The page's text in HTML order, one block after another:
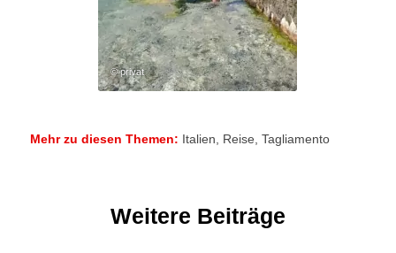
© privat
Mehr zu diesen Themen: Italien, Reise, Tagliamento
Weitere Beiträge